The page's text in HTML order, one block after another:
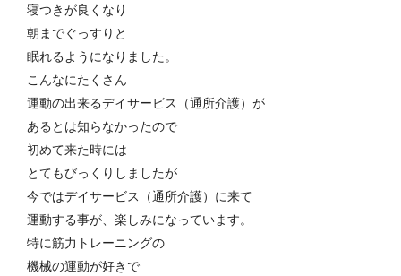
寝つきが良くなり
朝までぐっすりと
眠れるようになりました。
こんなにたくさん
運動の出来るデイサービス（通所介護）が
あるとは知らなかったので
初めて来た時には
とてもびっくりしましたが
今ではデイサービス（通所介護）に来て
運動する事が、楽しみになっています。
特に筋力トレーニングの
機械の運動が好きで